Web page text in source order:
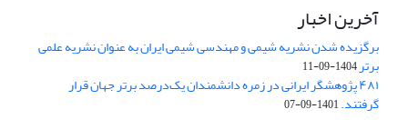
آخرین اخبار
برگزیده شدن نشریه شیمی و مهندسی شیمی ایران به عنوان نشریه علمی
برتر1404-09-11
۴۸۱ پژوهشگر ایرانی در زمره دانشمندان یک‌درصد برتر جهان قرار
گرفتند.1401-09-07